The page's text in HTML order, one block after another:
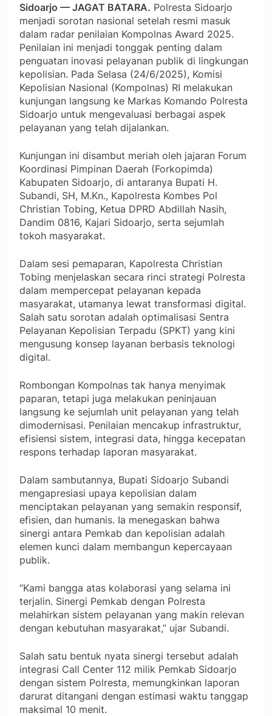
Sidoarjo — JAGAT BATARA. Polresta Sidoarjo
menjadi sorotan nasional setelah resmi masuk
dalam radar penilaian Kompolnas Award 2025.
Penilaian ini menjadi tonggak penting dalam
penguatan inovasi pelayanan publik di lingkungan
kepolisian. Pada Selasa (24/6/2025), Komisi
Kepolisian Nasional (Kompolnas) RI melakukan
kunjungan langsung ke Markas Komando Polresta
Sidoarjo untuk mengevaluasi berbagai aspek
pelayanan yang telah dijalankan.
Kunjungan ini disambut meriah oleh jajaran Forum
Koordinasi Pimpinan Daerah (Forkopimda)
Kabupaten Sidoarjo, di antaranya Bupati H.
Subandi, SH, M.Kn., Kapolresta Kombes Pol
Christian Tobing, Ketua DPRD Abdillah Nasih,
Dandim 0816, Kajari Sidoarjo, serta sejumlah
tokoh masyarakat.
Dalam sesi pemaparan, Kapolresta Christian
Tobing menjelaskan secara rinci strategi Polresta
dalam mempercepat pelayanan kepada
masyarakat, utamanya lewat transformasi digital.
Salah satu sorotan adalah optimalisasi Sentra
Pelayanan Kepolisian Terpadu (SPKT) yang kini
mengusung konsep layanan berbasis teknologi
digital.
Rombongan Kompolnas tak hanya menyimak
paparan, tetapi juga melakukan peninjauan
langsung ke sejumlah unit pelayanan yang telah
dimodernisasi. Penilaian mencakup infrastruktur,
efisiensi sistem, integrasi data, hingga kecepatan
respons terhadap laporan masyarakat.
Dalam sambutannya, Bupati Sidoarjo Subandi
mengapresiasi upaya kepolisian dalam
menciptakan pelayanan yang semakin responsif,
efisien, dan humanis. Ia menegaskan bahwa
sinergi antara Pemkab dan kepolisian adalah
elemen kunci dalam membangun kepercayaan
publik.
“Kami bangga atas kolaborasi yang selama ini
terjalin. Sinergi Pemkab dengan Polresta
melahirkan sistem pelayanan yang makin relevan
dengan kebutuhan masyarakat,” ujar Subandi.
Salah satu bentuk nyata sinergi tersebut adalah
integrasi Call Center 112 milik Pemkab Sidoarjo
dengan sistem Polresta, memungkinkan laporan
darurat ditangani dengan estimasi waktu tanggap
maksimal 10 menit.